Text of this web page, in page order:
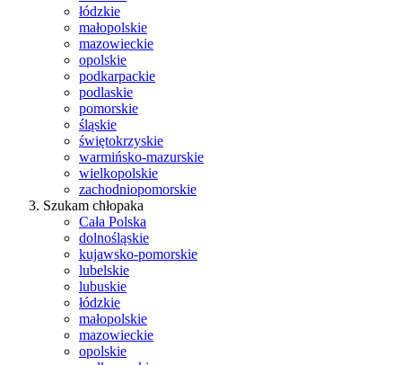
łódzkie
małopolskie
mazowieckie
opolskie
podkarpackie
podlaskie
pomorskie
śląskie
świętokrzyskie
warmińsko-mazurskie
wielkopolskie
zachodniopomorskie
Szukam chłopaka
Cała Polska
dolnośląskie
kujawsko-pomorskie
lubelskie
lubuskie
łódzkie
małopolskie
mazowieckie
opolskie